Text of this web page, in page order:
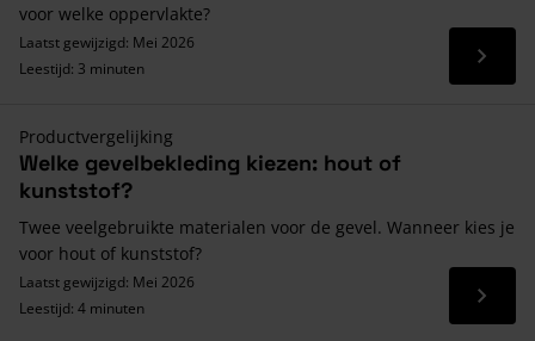
voor welke oppervlakte?
Laatst gewijzigd: Mei 2026
Leestijd: 3 minuten
Lees
Productvergelijking
Welke gevelbekleding kiezen: hout of
kunststof?
Twee veelgebruikte materialen voor de gevel. Wanneer kies je
voor hout of kunststof?
Laatst gewijzigd: Mei 2026
Leestijd: 4 minuten
Lees